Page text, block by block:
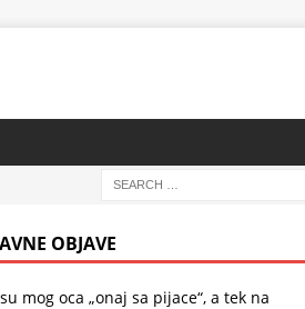
OBJAVE
mog oca „onaj sa pijace“, a tek na